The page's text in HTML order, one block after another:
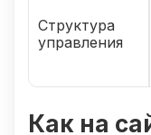
Структура
управления
Как на